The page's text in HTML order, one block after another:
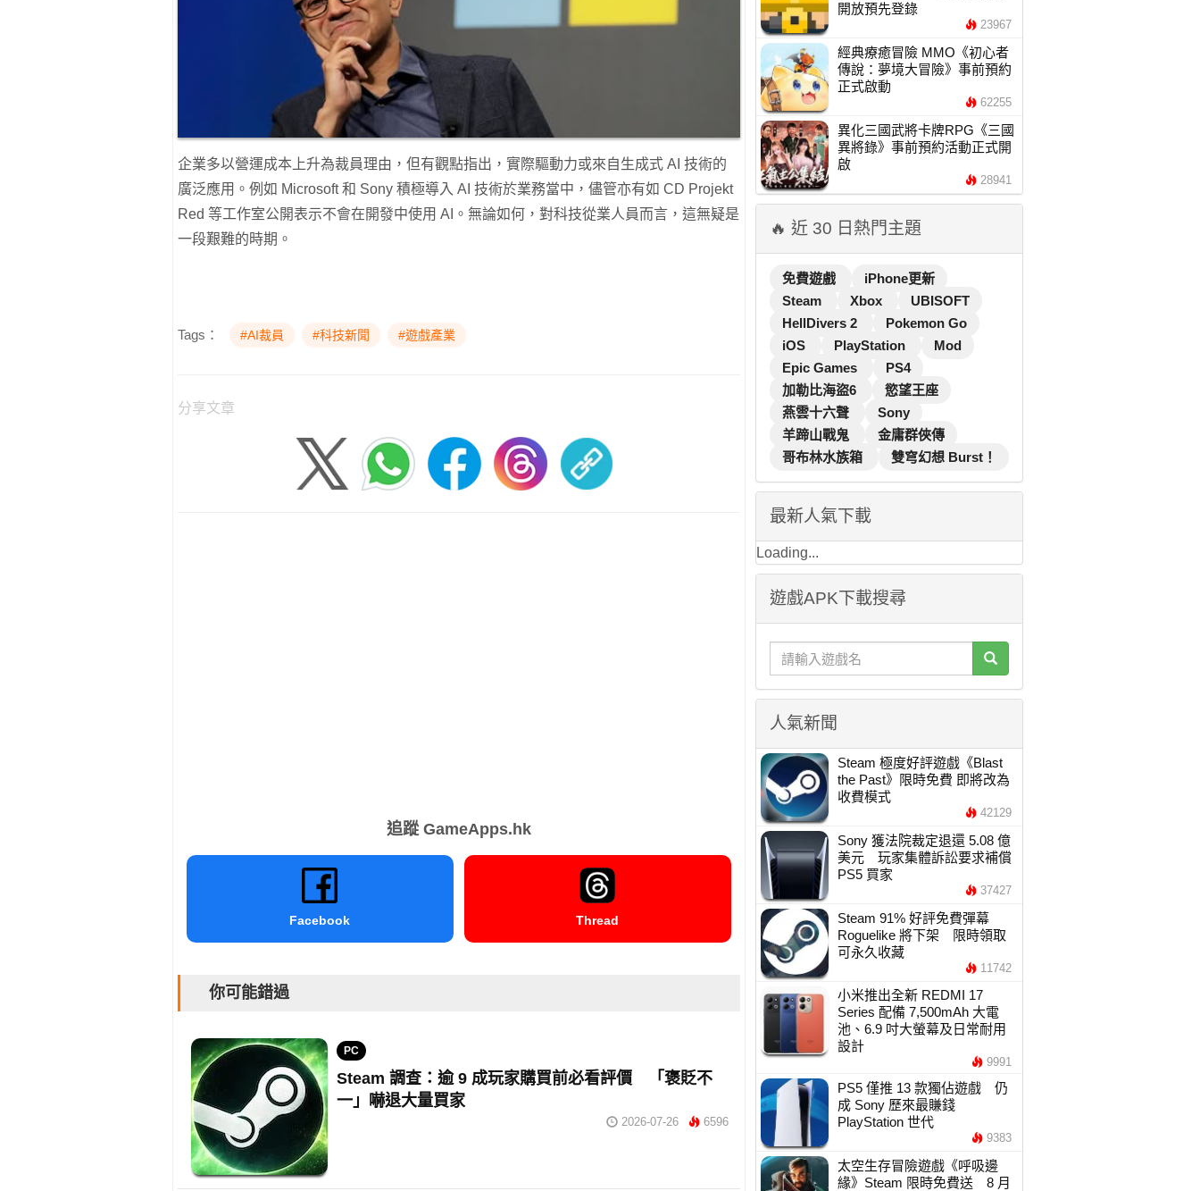
企業多以營運成本上升為裁員理由，但有觀點指出，實際驅動力或來自生成式 AI 技術的
廣泛應用。例如 Microsoft 和 Sony 積極導入 AI 技術於業務當中，儘管亦有如 CD Projekt
Red 等工作室公開表示不會在開發中使用 AI。無論如何，對科技從業人員而言，這無疑是
一段艱難的時期。
Tags： #AI裁員 #科技新聞 #遊戲產業
分享文章
追蹤 GameApps.hk
Facebook Thread
你可能錯過
PC
Steam 調查：逾 9 成玩家購買前必看評價 「褒貶不
一」嚇退大量買家
2026-07-26 6596
開放預先登錄
23967
經典療癒冒險 MMO《初心者
傳說：夢境大冒險》事前預約
正式啟動
62255
異化三國武將卡牌RPG《三國
異將錄》事前預約活動正式開
啟
28941
🔥 近 30 日熱門主題
免費遊戲
iPhone更新
Steam
Xbox
UBISOFT
HellDivers 2
Pokemon Go
iOS
PlayStation
Mod
Epic Games
PS4
加勒比海盜6
慾望王座
燕雲十六聲
Sony
羊蹄山戰鬼
金庸群俠傳
哥布林水族箱
雙穹幻想 Burst！
最新人氣下載
Loading...
遊戲APK下載搜尋
人氣新聞
Steam 極度好評遊戲《Blast
the Past》限時免費 即將改為
收費模式
42129
Sony 獲法院裁定退還 5.08 億
美元 玩家集體訴訟要求補償
PS5 買家
37427
Steam 91% 好評免費彈幕
Roguelike 將下架 限時領取
可永久收藏
11742
小米推出全新 REDMI 17
Series 配備 7,500mAh 大電
池、6.9 吋大螢幕及日常耐用
設計
9991
PS5 僅推 13 款獨佔遊戲 仍
成 Sony 歷來最賺錢
PlayStation 世代
9383
太空生存冒險遊戲《呼吸邊
緣》Steam 限時免費送 8 月